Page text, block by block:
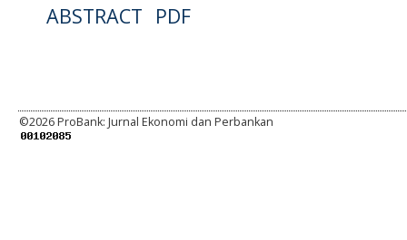
ABSTRACT PDF
©2026 ProBank: Jurnal Ekonomi dan Perbankan